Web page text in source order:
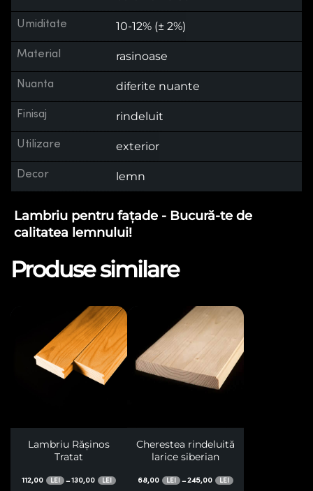
Umiditate 10-12% (± 2%)
Material rasinoase
Nuanta diferite nuante
Finisaj rindeluit
Utilizare exterior
Decor lemn
Lambriu pentru fațade - Bucură-te de
calitatea lemnului!
Produse similare
Lambriu Rășinos
Tratat
112,00 LEI –130,00 LEI
Cherestea rindeluită
larice siberian
68,00 LEI –245,00 LEI